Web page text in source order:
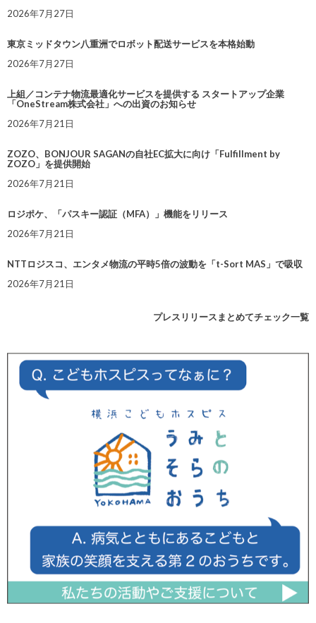
2026年7月27日
東京ミッドタウン八重洲でロボット配送サービスを本格始動
2026年7月27日
上組／コンテナ物流最適化サービスを提供する スタートアップ企業
「OneStream株式会社」への出資のお知らせ
2026年7月21日
ZOZO、BONJOUR SAGANの自社EC拡大に向け「Fulfillment by
ZOZO」を提供開始
2026年7月21日
ロジポケ、「パスキー認証（MFA）」機能をリリース
2026年7月21日
NTTロジスコ、エンタメ物流の平時5倍の波動を「t-Sort MAS」で吸収
2026年7月21日
プレスリリースまとめてチェック一覧